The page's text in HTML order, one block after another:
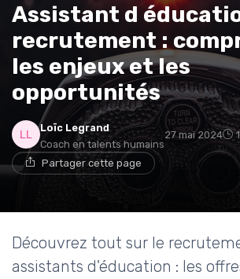
Assistant d
recrutement :
les enjeux et les
opportunités
Loïc Legrand
Coach en talents humains
27 mai 2024
Partager cette page
Découvrez tout sur le
assistants d'éducation : les